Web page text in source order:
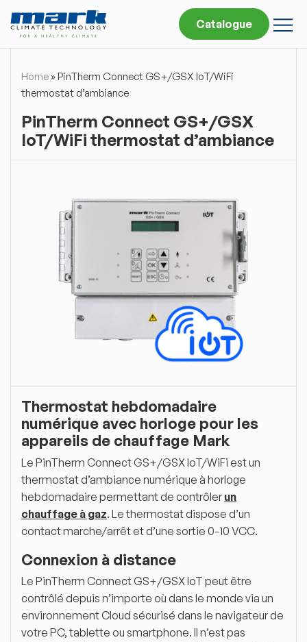
Catalogue
Home»PinTherm Connect GS+/GSX IoT/WiFi
thermostat d’ambiance
PinTherm Connect GS+/GSX
IoT/WiFi thermostat d’ambiance
Thermostat hebdomadaire
numérique avec horloge pour les
appareils de chauffage Mark
Le PinTherm Connect GS+/GSX IoT/WiFi est un
thermostat d’ambiance numérique à horloge
hebdomadaire permettant de contrôler un
chauffage à gaz. Le thermostat dispose d’un
contact marche/arrêt et d’une sortie 0-10 VCC.
Connexion à distance
Le PinTherm Connect GS+/GSX IoT peut être
contrôlé depuis n’importe où dans le monde via un
environnement Cloud sécurisé dans le navigateur de
votre PC, tablette ou smartphone. Il n’est pas